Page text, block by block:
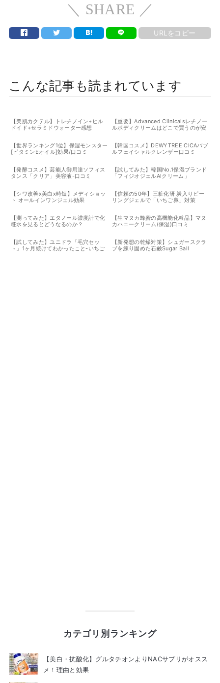
＼ SHARE ／
URLをコピー
こんな記事も読まれています
【美肌カクテル】トレチノイン+ヒル
ドイド+セラミドウォーター感想
【重要】Advanced Clinicalsレチノー
ルボディクリームはどこで買うのが安
【世界ランキング1位】保湿モンスター
[ビタミンEオイル]効果/口コミ
【韓国コスメ】DEWYTREE CICAバブ
ルフェイシャルクレンザー口コミ
【発酵コスメ】芸能人御用達ソフィス
タンス「クリア」美容液-口コミ
【試してみた】韓国No.1保湿ブランド
「フィジオジェルAIクリーム」
【シワ改善x美白x時短】メディショッ
ト オールインワンジェル効果
【信頼の50年】三粧化研 炭入りピー
リングジェルで「いちご鼻」対策
【測ってみた】エタノール濃度計で化
粧水を見るとどうなるのか？
【生マヌカ蜂蜜の高機能化粧品】マヌ
カハニークリーム(保湿)口コミ
【試してみた】ユニドラ「毛穴セッ
ト」1ヶ月続けてわかったこと-いちご
【新発想の乾燥対策】シュガースクラ
ブを練り固めた石鹸Sugar Ball
カテゴリ別ランキング
【美白・抗酸化】グルタチオンよりNACサプリがオスス
メ！理由と効果